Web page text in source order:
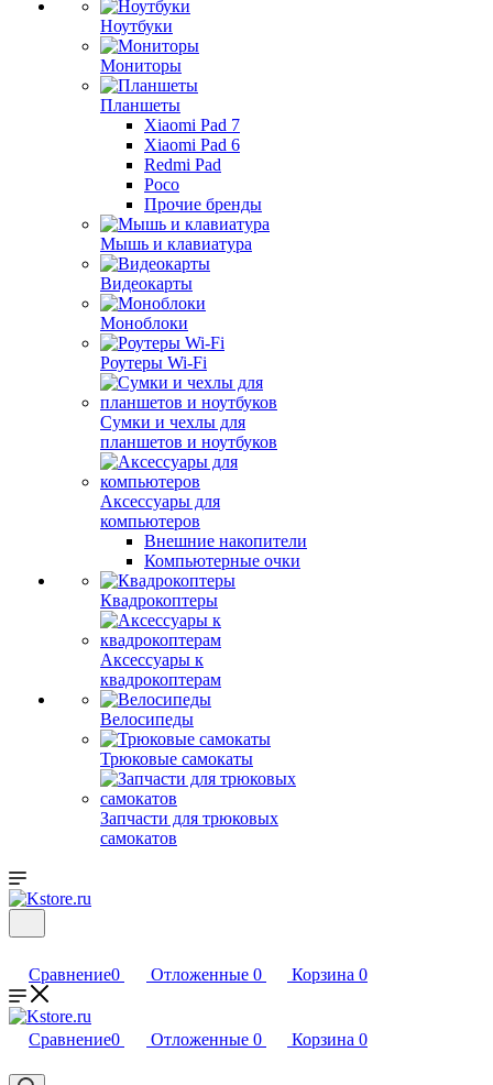
Ноутбуки
Мониторы
Планшеты
Xiaomi Pad 7
Xiaomi Pad 6
Redmi Pad
Poco
Прочие бренды
Мышь и клавиатура
Видеокарты
Моноблоки
Роутеры Wi-Fi
Сумки и чехлы для
планшетов и ноутбуков
Аксессуары для
компьютеров
Внешние накопители
Компьютерные очки
Квадрокоптеры
Аксессуары к
квадрокоптерам
Велосипеды
Трюковые самокаты
Запчасти для трюковых
самокатов
Сравнение0 Отложенные 0 Корзина 0
Сравнение0 Отложенные 0 Корзина 0